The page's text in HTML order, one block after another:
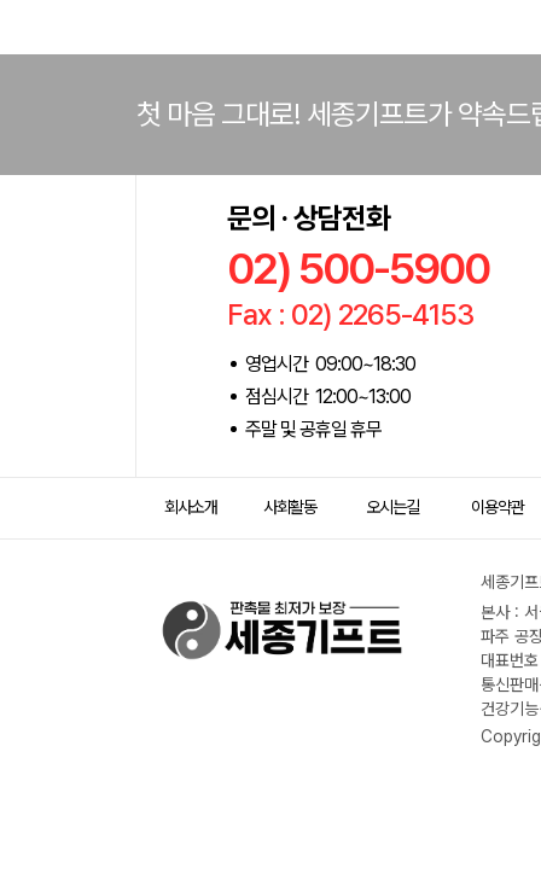
첫 마음 그대로! 세종기프트가 약속드
문의 · 상담전화
02) 500-5900
Fax : 02) 2265-4153
영업시간 09:00~18:30
점심시간 12:00~13:00
주말 및 공휴일 휴무
회사소개 사회활동 오시는길 이용약관
세종기
본사 :
파주 공
대표번
통신판
건강기